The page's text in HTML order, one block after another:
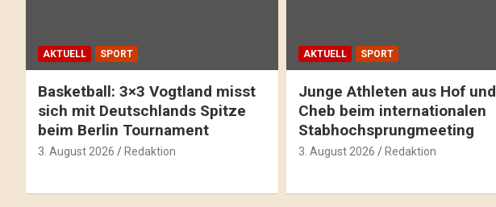
AKTUELL SPORT
Basketball: 3×3 Vogtland misst
sich mit Deutschlands Spitze
beim Berlin Tournament
3. August 2026 Redaktion
AKTUELL SPORT
Junge Athleten aus Hof und
Cheb beim internationalen
Stabhochsprungmeeting
3. August 2026 Redaktion